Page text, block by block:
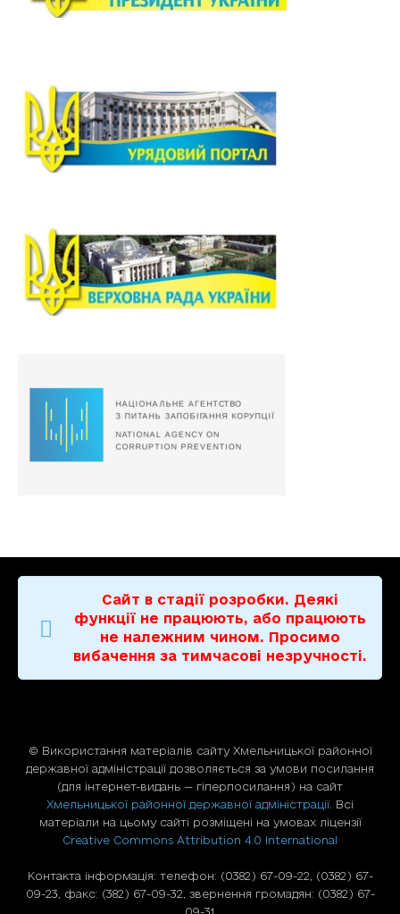
Сайт в стадії розробки. Деякі
функції не працюють, або працюють
не належним чином. Просимо
вибачення за тимчасові незручності.
© Використання матерiалiв сайту Хмельницької районної
державної адміністрації дозволяється за умови посилання
(для iнтернет-видань — гiперпосилання) на сайт
Хмельницької районної державної адміністрації . Всі
матеріали на цьому сайті розміщені на умовах ліцензії
Creative Commons Attribution 4.0 International
Контакта інформація: телефон: (0382) 67-09-22, (0382) 67-
09-23, факс: (382) 67-09-32, звернення громадян: (0382) 67-
09-31